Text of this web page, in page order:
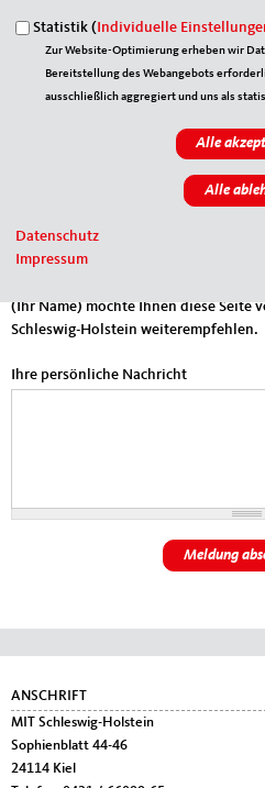
Sie leiten den folgenden Inhalt weiter
weiterempfehlen
(Ihr Name) möchte Ihnen diese Seite
Schleswig-Holstein weiterempfehlen.
Ihre persönliche Nachricht
Fußbereich
ANSCHRIFT
MIT Schleswig-Holstein
Sophienblatt 44-46
24114 Kiel
Statistik ( Individuelle
Zur Website-Optimierung erheben wir
Bereitstellung des Webangebots
ausschließlich aggregiert und uns als
Datenschutz
Impressum